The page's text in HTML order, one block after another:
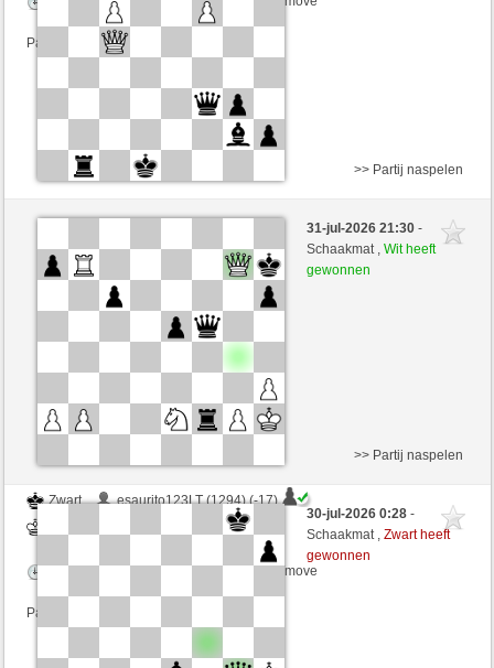
Partij telt mee voor de ranglijst
Wit
RADFAHRER (1323) (+14)
Speelduur: 5 minutes/side + 5 seconds/move
Partij telt mee voor de ranglijst
>> Partij naspelen
31-jul-2026 21:30-
Schaakmat ,Wit heeft
gewonnen
Zwart
esaurito123LT (1294) (-17)
Mike88 (1273) (+17)
Speelduur: 8 minutes/side + 0 seconds/move
Partij telt mee voor de ranglijst
>> Partij naspelen
30-jul-2026 0:28-
Schaakmat ,Zwart heeft
gewonnen